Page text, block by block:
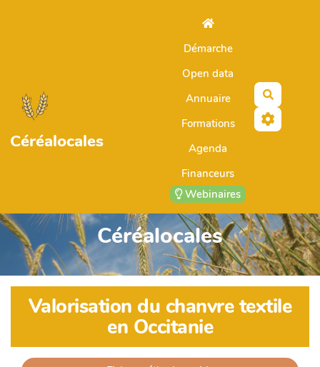
Céréalocales
Démarche
Open data
Annuaire
Formations
Agenda
Financeurs
Webinaires
Céréalocales
Valorisation du chanvre textile
en Occitanie